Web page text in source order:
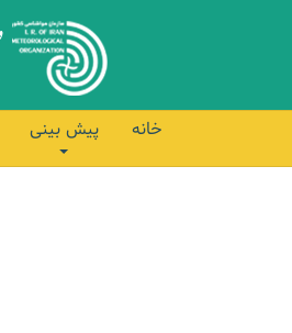
خانه پیش بینی